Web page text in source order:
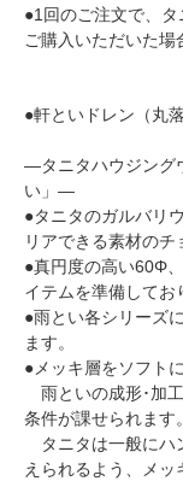
●1回のご注文で、
ご購入いただいた場
●軒といドレン（丸
―タニタハウジング
い」―
●タニタのガルバリ
リアできる素材のチ
●真円度の高い60Φ
イテムを準備してお
●雨とい各シリーズ
ます。
●メッキ層をソフトに
雨といの成形･加
条件が課せられます。
タニタは一般にハ
えられるよう、メッ